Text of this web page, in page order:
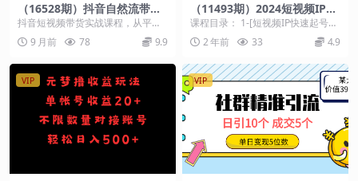
（16528期）抖音自然流带货
课：适合抖音电商创业者,个体
商家及想通过短视频变现的新
手
抖音短视频带货实战课程，从平台
认知、变现渠道分析入手，详细讲
解账号快速涨粉、橱窗...
9 月前 78 9.9
（11493期）2024短视频IP快
速起号实战课，0基础打造爆
款内容设计变现+粉丝运营(23
节)
课程目录： 1-[短视频IP快速起号
课]快速起号的意义是什么_1.mp4 2
-[...2 年前 33 4.9
VIP VIP